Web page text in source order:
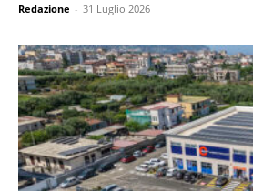
Redazione - 31 Luglio 2026